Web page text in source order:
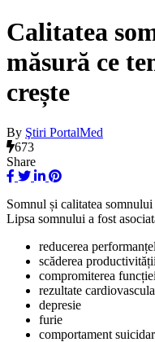
Calitatea
măsură ce
crește
By Ştiri PortalMed
673
Share
Somnul și calitatea
Lipsa somnului a fost
reducerea
scăderea productivității
compromiterea
rezultate
depresie
furie
comportament suicidar